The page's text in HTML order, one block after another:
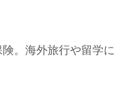
険。海外旅行や留学に